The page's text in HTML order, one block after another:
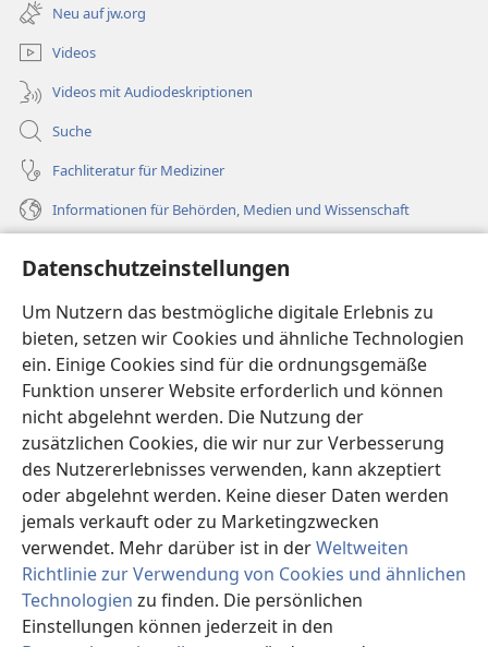
Datenschutzeinstellungen
Um Nutzern das bestmögliche digitale Erlebnis zu
bieten, setzen wir Cookies und ähnliche Technologien
ein. Einige Cookies sind für die ordnungsgemäße
Funktion unserer Website erforderlich und können
nicht abgelehnt werden. Die Nutzung der
zusätzlichen Cookies, die wir nur zur Verbesserung
des Nutzererlebnisses verwenden, kann akzeptiert
oder abgelehnt werden. Keine dieser Daten werden
jemals verkauft oder zu Marketingzwecken
verwendet. Mehr darüber ist in derWeltweiten
Richtlinie zur Verwendung von Cookies und ähnlichen
Technologien zu finden. Die persönlichen
Einstellungen können jederzeit in den
neues
Fenster)
Neu auf jw.org
Videos
Videos mit Audiodeskriptionen
Suche
Fachliteratur für Mediziner
Informationen für Behörden, Medien und Wissenschaft
Spenden
(öffnet
neues
Fenster)Wachtturm ONLINE-BIBLIOTHEK
(öffnet
neues
Fenster)JW Hub®
(öffnet
neues
Fenster)JW Library
Watchtower Library ®
Copyright© 2026 Watch Tower Bible and Tract Society of Pennsylvania.